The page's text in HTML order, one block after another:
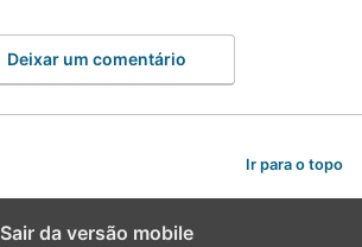
Deixar um comentário
Ir para o topo
Sair da versão mobile